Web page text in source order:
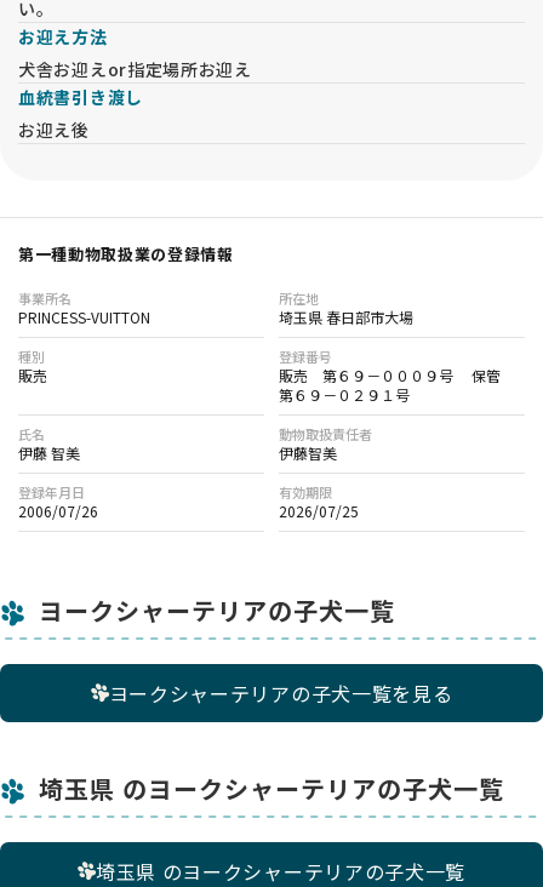
い。
お迎え方法
犬舎お迎えor指定場所お迎え
血統書引き渡し
お迎え後
第一種動物取扱業の登録情報
事業所名
PRINCESS-VUITTON
所在地
埼玉県 春日部市大場
種別
販売
登録番号
販売 第６９－０００９号 保管
第６９－０２９１号
氏名
伊藤 智美
動物取扱責任者
伊藤智美
登録年月日
2006/07/26
有効期限
2026/07/25
ヨークシャーテリアの子犬一覧
ヨークシャーテリアの子犬一覧を見る
埼玉県 のヨークシャーテリアの子犬一覧
埼玉県 のヨークシャーテリアの子犬一覧